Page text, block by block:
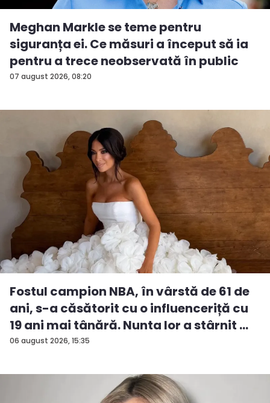
07 august 2026, 08:20
Meghan Markle se teme pentru
siguranța ei. Ce măsuri a început să ia
pentru a trece neobservată în public
06 august 2026, 15:35
Fostul campion NBA, în vârstă de 61 de
ani, s-a căsătorit cu o influenceriță cu
19 ani mai tânără. Nunta lor a stârnit ...